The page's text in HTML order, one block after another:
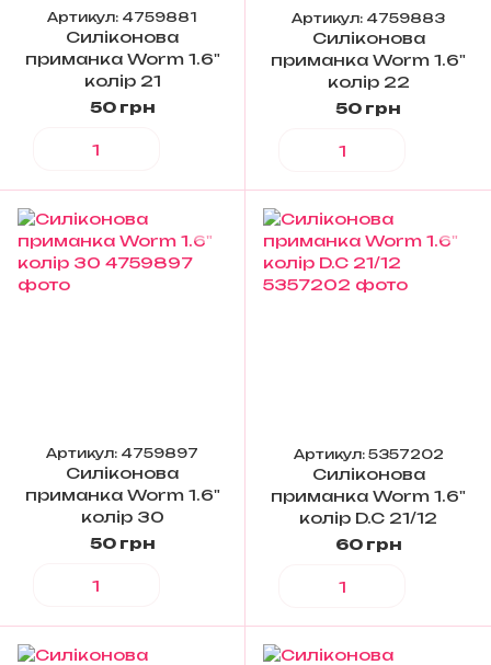
Артикул: 4759881
Силіконова
приманка Worm 1.6"
колір 21
50 грн
Артикул: 4759883
Силіконова
приманка Worm 1.6"
колір 22
50 грн
Артикул: 4759897
Силіконова
приманка Worm 1.6"
колір 30
50 грн
Артикул: 5357202
Силіконова
приманка Worm 1.6"
колір D.C 21/12
60 грн